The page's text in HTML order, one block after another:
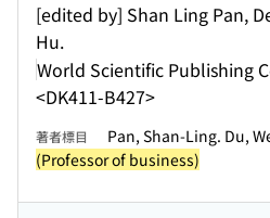
[edited by] Shan Ling Pan,
Hu.
World Scientific Publishing
<DK411-B427>
著者標目 Pan, Shan-Ling. Du,
(Professor of business)